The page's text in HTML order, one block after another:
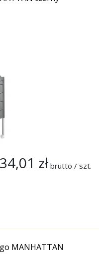
złbrutto / szt.
MANHATTAN